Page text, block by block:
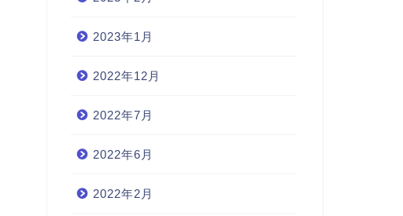
2023年1月
2022年12月
2022年7月
2022年6月
2022年2月